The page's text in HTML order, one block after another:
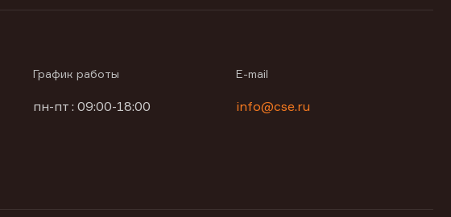
График работы
пн-пт : 09:00-18:00
E-mail
info@cse.ru